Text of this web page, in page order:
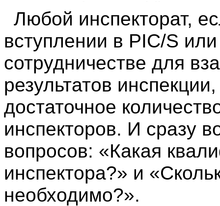
Любой инспекторат,
вступлении в PIC/S
сотрудничестве для
результатов
достаточное
инспекторов. И сразу
вопросов: «Какая
инспектора?» и
необходимо?».